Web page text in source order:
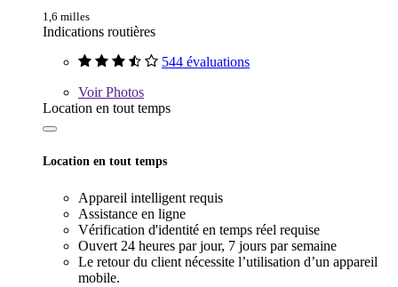
1,6 milles
Indications routières
544 évaluations
VoirPhotos
Location en tout temps
Location en tout temps
Appareil intelligent requis
Assistance en ligne
Vérification d'identité en temps réel requise
Ouvert 24 heures par jour, 7 jours par semaine
Le retour du client nécessite l’utilisation d’un appareil
mobile.